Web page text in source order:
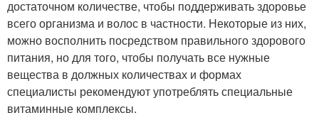
достаточном количестве, чтобы поддерживать здоровье
всего организма и волос в частности. Некоторые из них,
можно восполнить посредством правильного здорового
питания, но для того, чтобы получать все нужные
вещества в должных количествах и формах
специалисты рекомендуют употреблять специальные
витаминные комплексы.